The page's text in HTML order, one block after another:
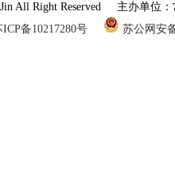
All Right Reserved 主办单
ICP备10217280号
苏公网安